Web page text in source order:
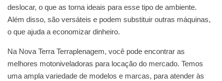
deslocar, o que as torna ideais para esse tipo de ambiente.
Além disso, são versáteis e podem substituir outras máquinas,
o que ajuda a economizar dinheiro.
Na Nova Terra Terraplenagem, você pode encontrar as
melhores motoniveladoras para locação do mercado. Temos
uma ampla variedade de modelos e marcas, para atender às